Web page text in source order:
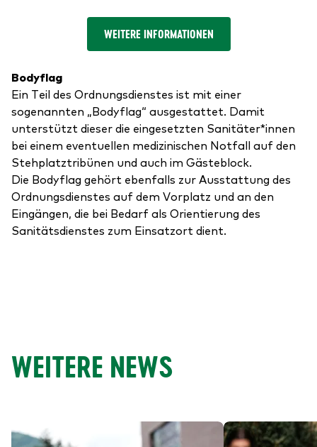
WEITERE INFORMATIONEN
Bodyflag
Ein Teil des Ordnungsdienstes ist mit einer
sogenannten „Bodyflag“ ausgestattet. Damit
unterstützt dieser die eingesetzten Sanitäter*innen
bei einem eventuellen medizinischen Notfall auf den
Stehplatztribünen und auch im Gästeblock.
Die Bodyflag gehört ebenfalls zur Ausstattung des
Ordnungsdienstes auf dem Vorplatz und an den
Eingängen, die bei Bedarf als Orientierung des
Sanitätsdienstes zum Einsatzort dient.
WEITERE NEWS